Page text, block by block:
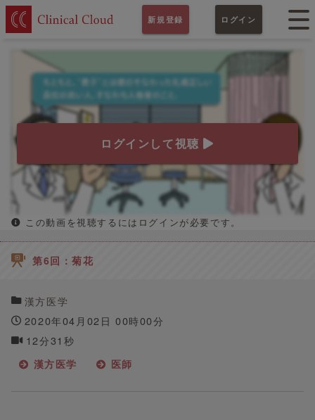
新規登録 ログイン
ログインして視聴
この動画を視聴するにはログインが必要です。
第6回：菊花
漢方医学
2020年04月02日 00時00分
12分31秒
漢方医学 医師